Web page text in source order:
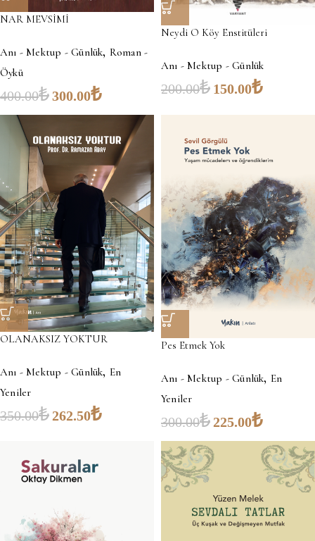
NAR MEVSİMİ
Anı - Mektup - Günlük, Roman -
Öykü
400.00₺300.00₺
Neydi O Köy Enstitüleri
Anı - Mektup - Günlük
200.00₺ 150.00₺
OLANAKSIZ YOKTUR
Anı - Mektup - Günlük, En
Yeniler
350.00₺262.50₺
Pes Etmek Yok
Anı - Mektup - Günlük, En
Yeniler
300.00₺225.00₺